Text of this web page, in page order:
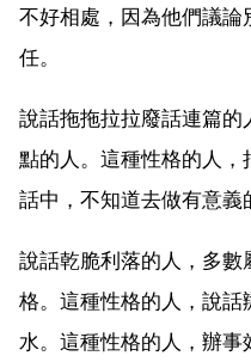
不好相處，因為他們議
任。
說話拖拖拉拉廢話連篇
點的人。這種性格的人
話中，不知道去做有意義
說話乾脆利落的人，多
格。這種性格的人，說
水。這種性格的人，辦